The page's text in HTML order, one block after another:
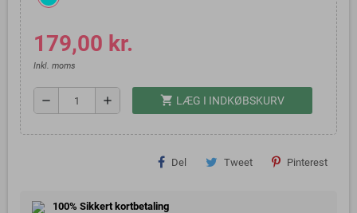
179,00 kr.
Inkl. moms
remove add shopping_cart LÆG I INDKØBSKURV
Del Tweet Pinterest
100% Sikkert kortbetaling